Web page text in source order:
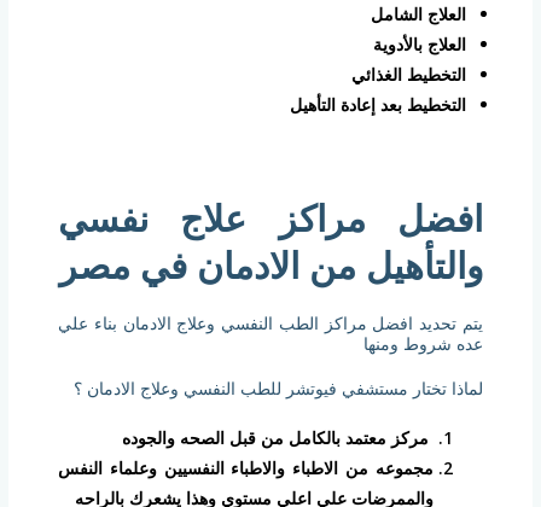
العلاج الشامل
العلاج بالأدوية
التخطيط الغذائي
التخطيط بعد إعادة التأهيل
افضل مراكز علاج نفسي
والتأهيل من الادمان في مصر
يتم تحديد افضل مراكز الطب النفسي وعلاج الادمان بناء علي
عده شروط ومنها
لماذا تختار مستشفي فيوتشر للطب النفسي وعلاج الادمان ؟
مركز معتمد بالكامل من قبل الصحه والجوده
مجموعه من الاطباء والاطباء النفسيين وعلماء النفس
والممرضات علي اعلي مستوي وهذا يشعرك بالراحه